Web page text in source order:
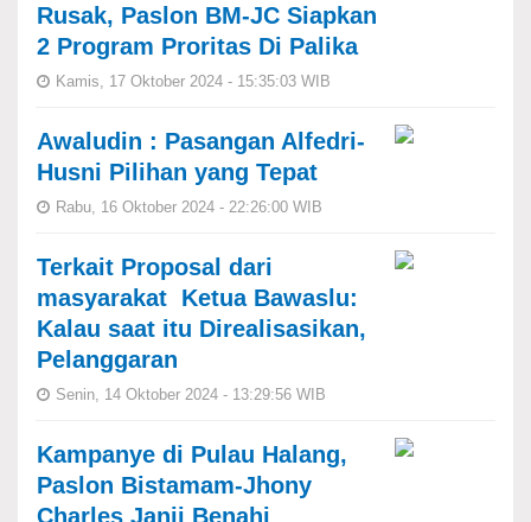
Rusak, Paslon BM-JC Siapkan
2 Program Proritas Di Palika
Kamis, 17 Oktober 2024 - 15:35:03 WIB
Awaludin : Pasangan Alfedri-
Husni Pilihan yang Tepat
Rabu, 16 Oktober 2024 - 22:26:00 WIB
Terkait Proposal dari
masyarakat Ketua Bawaslu:
Kalau saat itu Direalisasikan,
Pelanggaran
Senin, 14 Oktober 2024 - 13:29:56 WIB
Kampanye di Pulau Halang,
Paslon Bistamam-Jhony
Charles Janji Benahi